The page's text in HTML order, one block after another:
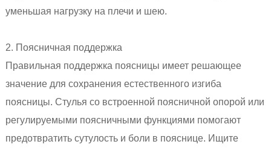
уменьшая нагрузку на плечи и шею.
2. Поясничная поддержка
Правильная поддержка поясницы имеет решающее
значение для сохранения естественного изгиба
поясницы. Стулья со встроенной поясничной опорой или
регулируемыми поясничными функциями помогают
предотвратить сутулость и боли в пояснице. Ищите